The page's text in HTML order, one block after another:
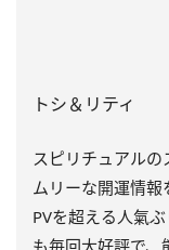
トシ＆リティ
スピリチュアル
ムリーな開運情
PVを超える人氣
も毎回大好評で